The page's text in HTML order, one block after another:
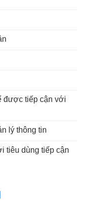
được tiếp cận với
lý thông tin
tiêu dùng tiếp cận